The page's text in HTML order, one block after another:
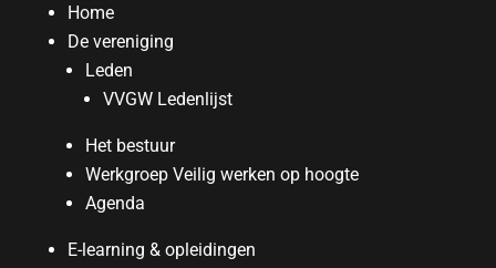
Home
De vereniging
Leden
VVGW Ledenlijst
Het bestuur
Werkgroep Veilig werken op hoogte
Agenda
E-learning & opleidingen